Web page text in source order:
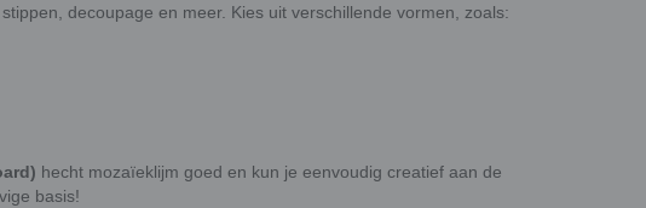
decoupage en meer. Kies uit verschillende vormen, zoals:
hecht mozaïeklijm goed en kun je eenvoudig creatief aan de
basis!